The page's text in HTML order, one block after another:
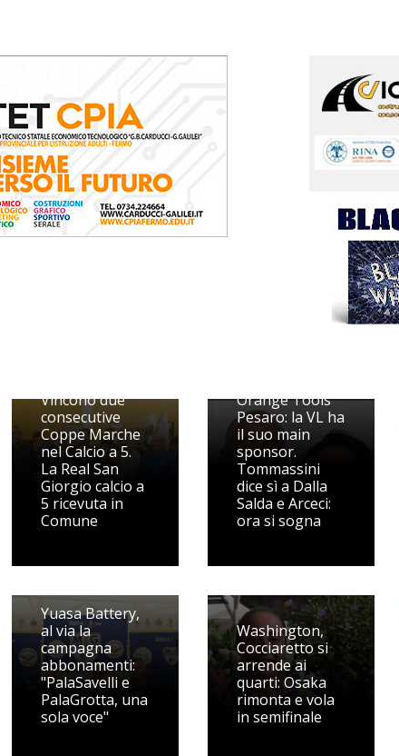
Vincono due
consecutive
Coppe Marche
nel Calcio a 5.
La Real San
Giorgio calcio a
5 ricevuta in
Comune
Orange Tools
Pesaro: la VL ha
il suo main
sponsor.
Tommassini
dice sì a Dalla
Salda e Arceci:
ora si sogna
Yuasa Battery,
al via la
campagna
abbonamenti:
"PalaSavelli e
PalaGrotta, una
sola voce"
Washington,
Cocciaretto si
arrende ai
quarti: Osaka
rimonta e vola
in semifinale